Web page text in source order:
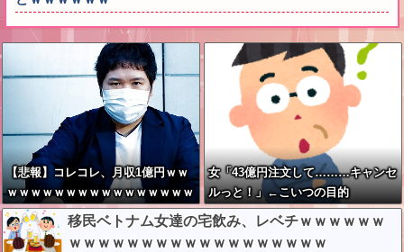
【悲報】コレコレ、月収1億円ｗｗ
ｗｗｗｗｗｗｗｗｗｗｗｗｗｗｗｗ
ｗｗ
女「43億円注文して………キャンセ
ルっと！」←こいつの目的
移民ベトナム女達の宅飲み、レベチｗｗｗｗｗｗ
ｗｗｗｗｗｗｗｗｗｗｗｗｗｗｗｗｗｗ